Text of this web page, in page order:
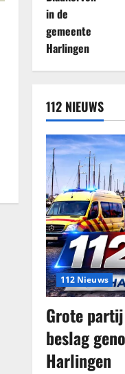
112 NIEUWS
112 Nieuws
Grote
beslag
Harlingen